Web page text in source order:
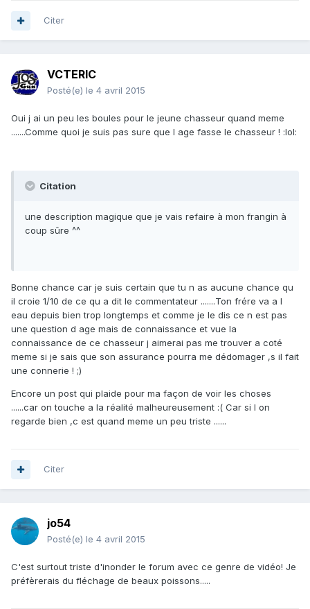
Citer
VCTERIC
Posté(e) le 4 avril 2015
Oui j ai un peu les boules pour le jeune chasseur quand meme
.......Comme quoi je suis pas sure que l age fasse le chasseur ! :lol:
Citation
une description magique que je vais refaire à mon frangin à
coup sûre ^^
Bonne chance car je suis certain que tu n as aucune chance qu
il croie 1/10 de ce qu a dit le commentateur .......Ton frére va a l
eau depuis bien trop longtemps et comme je le dis ce n est pas
une question d age mais de connaissance et vue la
connaissance de ce chasseur j aimerai pas me trouver a coté
meme si je sais que son assurance pourra me dédomager ,s il fait
une connerie ! ;)
Encore un post qui plaide pour ma façon de voir les choses
......car on touche a la réalité malheureusement :( Car si l on
regarde bien ,c est quand meme un peu triste ......
Citer
jo54
Posté(e) le 4 avril 2015
C'est surtout triste d'inonder le forum avec ce genre de vidéo! Je
préfèrerais du fléchage de beaux poissons.....